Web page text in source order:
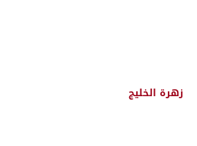
زهرة الخليج